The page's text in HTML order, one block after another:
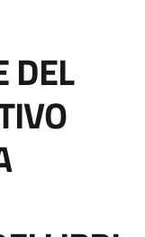
DEL